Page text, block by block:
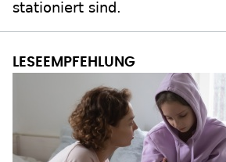
stationiert sind.